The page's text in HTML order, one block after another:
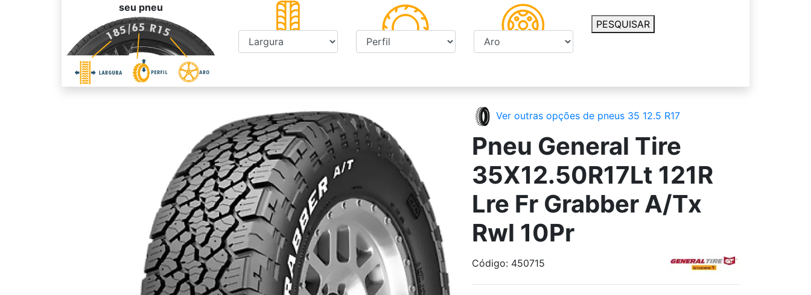
seu pneu
PESQUISAR
Ver outras opções de pneus 35 12.5 R17
Pneu General Tire
35X12.50R17Lt 121R
Lre Fr Grabber A/Tx
Rwl 10Pr
Código: 450715